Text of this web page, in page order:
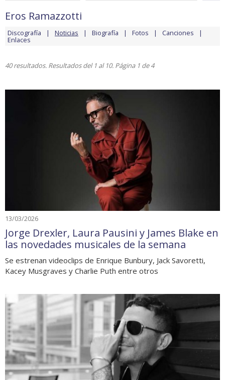
Eros Ramazzotti
Discografía Noticias Biografía Fotos Canciones
Enlaces
40 resultados. Resultados del 1 al 10. Página 1 de 4
13/03/2026
Jorge Drexler, Laura Pausini y James Blake en
las novedades musicales de la semana
Se estrenan videoclips de Enrique Bunbury, Jack Savoretti,
Kacey Musgraves y Charlie Puth entre otros